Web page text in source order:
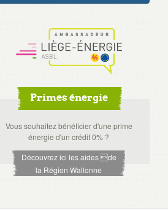
Primes énergie
Vous souhaitez bénéficier d'une prime
énergie d'un crédit 0% ?
Découvrez ici les aides de
la Région Wallonne